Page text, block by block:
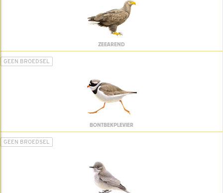
ZEEAREND
GEEN BROEDSEL
BONTBEKPLEVIER
GEEN BROEDSEL